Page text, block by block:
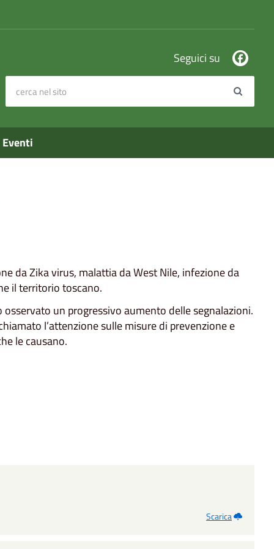
Seguici su
Eventi
da Zika virus, malattia da West Nile, infezione da
il territorio toscano.
un progressivo aumento delle segnalazioni.
l’attenzione sulle misure di prevenzione e
le causano.
Scarica